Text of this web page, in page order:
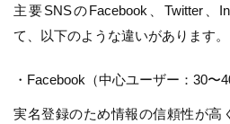
主要SNSのFacebook、Twitter、
て、以下のような違いがあります。
・Facebook（中心ユーザー：30〜
実名登録のため情報の信頼性が高